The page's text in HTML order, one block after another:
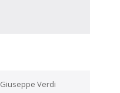
Giuseppe Verdi